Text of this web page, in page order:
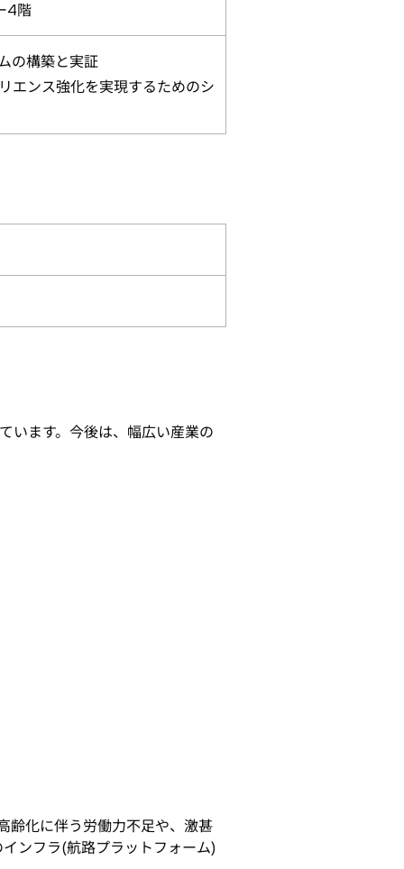
4階
の構築と実証
エンス強化を実現するためのシ
います。今後は、幅広い産業の
齢化に伴う労働力不足や、激甚
ンフラ(航路プラットフォーム)